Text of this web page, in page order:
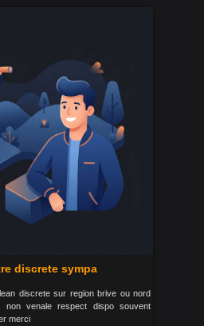
discrete sympa
discrete sur region brive ou nord
non venale respect dispo souvent
merci